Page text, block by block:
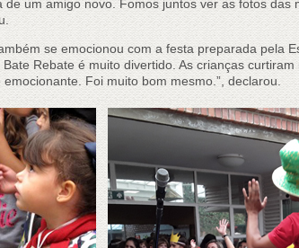
um amigo novo. Fomos juntos ver as fotos das
se emocionou com a festa preparada pela
Rebate é muito divertido. As crianças
Foi muito bom mesmo.”, declarou.